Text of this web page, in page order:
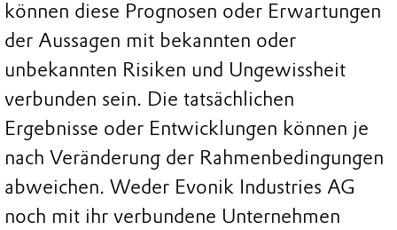
können diese Prognosen oder Erwartungen
der Aussagen mit bekannten oder
unbekannten Risiken und Ungewissheit
verbunden sein. Die tatsächlichen
Ergebnisse oder Entwicklungen können je
nach Veränderung der Rahmenbedingungen
abweichen. Weder Evonik Industries AG
noch mit ihr verbundene Unternehmen